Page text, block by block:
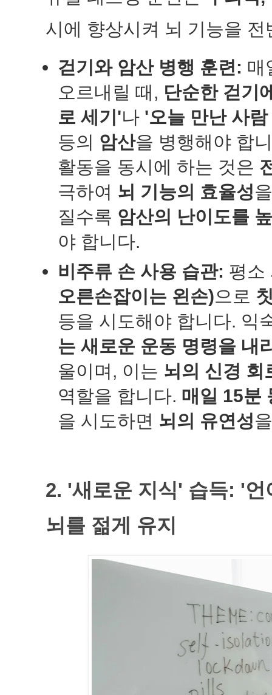
시에 향상시켜 뇌 기능을
걷기와 암산 병행 훈련: 매
오르내릴 때, 단순한 걷기
로 세기'나 '오늘 만난 사
등의 암산을 병행해야 합
활동을 동시에 하는 것은
극하여 뇌 기능의 효율성
질수록 암산의 난이도를
야 합니다.
비주류 손 사용 습관: 평소
오른손잡이는 왼손)으로
등을 시도해야 합니다. 익
는 새로운 운동 명령을 내
울이며, 이는 뇌의 신경 회
역할을 합니다. 매일 15분
을 시도하면 뇌의 유연성
2. '새로운 지식' 습득: '
뇌를 젊게 유지